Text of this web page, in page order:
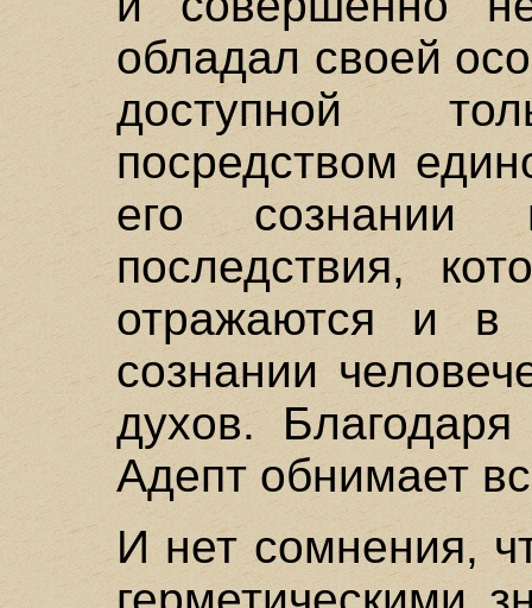
обладал своей
доступной
посредством
его сознании
последствия,
отражаются и
сознании
духов.
Адепт обнимает
И нет сомнения,